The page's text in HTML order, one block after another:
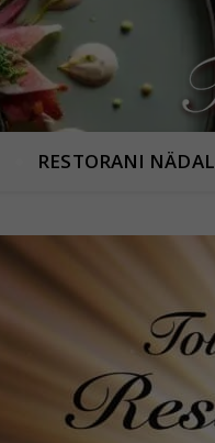
RESTORANI NÄDAL